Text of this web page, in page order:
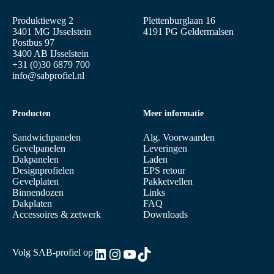
Produktieweg 2
3401 MG IJsselstein
Postbus 97
3400 AB IJsselstein
+31 (0)30 6879 700
info@sabprofiel.nl
Producten
Sandwichpanelen
Gevelpanelen
Dakpanelen
Designprofielen
Gevelplaten
Binnendozen
Dakplaten
Accessoires & zetwerk
Meer informatie
Alg. Voorwaarden
Leveringen
Laden
EPS retour
Pakketvellen
Links
FAQ
Downloads
Plettenburglaan 16
4191 PG Geldermalsen
Volg SAB-profiel opLinkedIn
Instagram
YouTube
TikTok